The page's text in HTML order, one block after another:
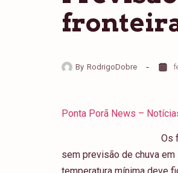
By RodrigoDobre
Ponta Porã News –
Os
sem previsão de chuva